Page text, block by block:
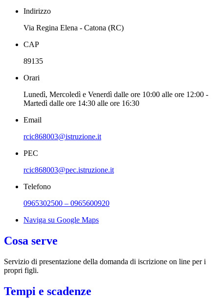
Indirizzo
Via Regina Elena - Catona (RC)
CAP
89135
Orari
Lunedì, Mercoledì e Venerdì dalle ore 10:00 alle ore 12:00 -
Martedì dalle ore 14:30 alle ore 16:30
Email
rcic868003@istruzione.it
PEC
rcic868003@pec.istruzione.it
Telefono
0965302500 – 0965600920
Naviga su Google Maps
Cosa serve
Servizio di presentazione della domanda di iscrizione on line per i
propri figli.
Tempi e scadenze